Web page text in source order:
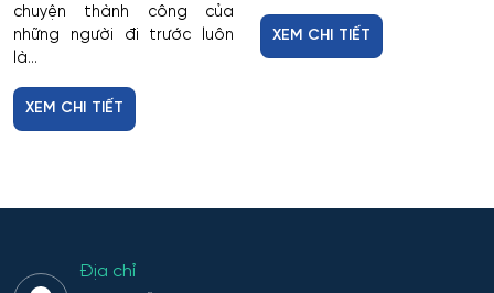
chuyện thành công của
những người đi trước luôn
là...
XEM CHI TIẾT
XEM CHI TIẾT
Địa chỉ